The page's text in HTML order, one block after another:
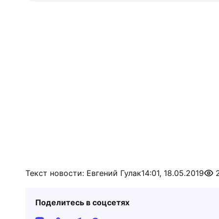
Текст новости: Евгений Гулак14:01, 18.05.2019
Поделитесь в соцсетях